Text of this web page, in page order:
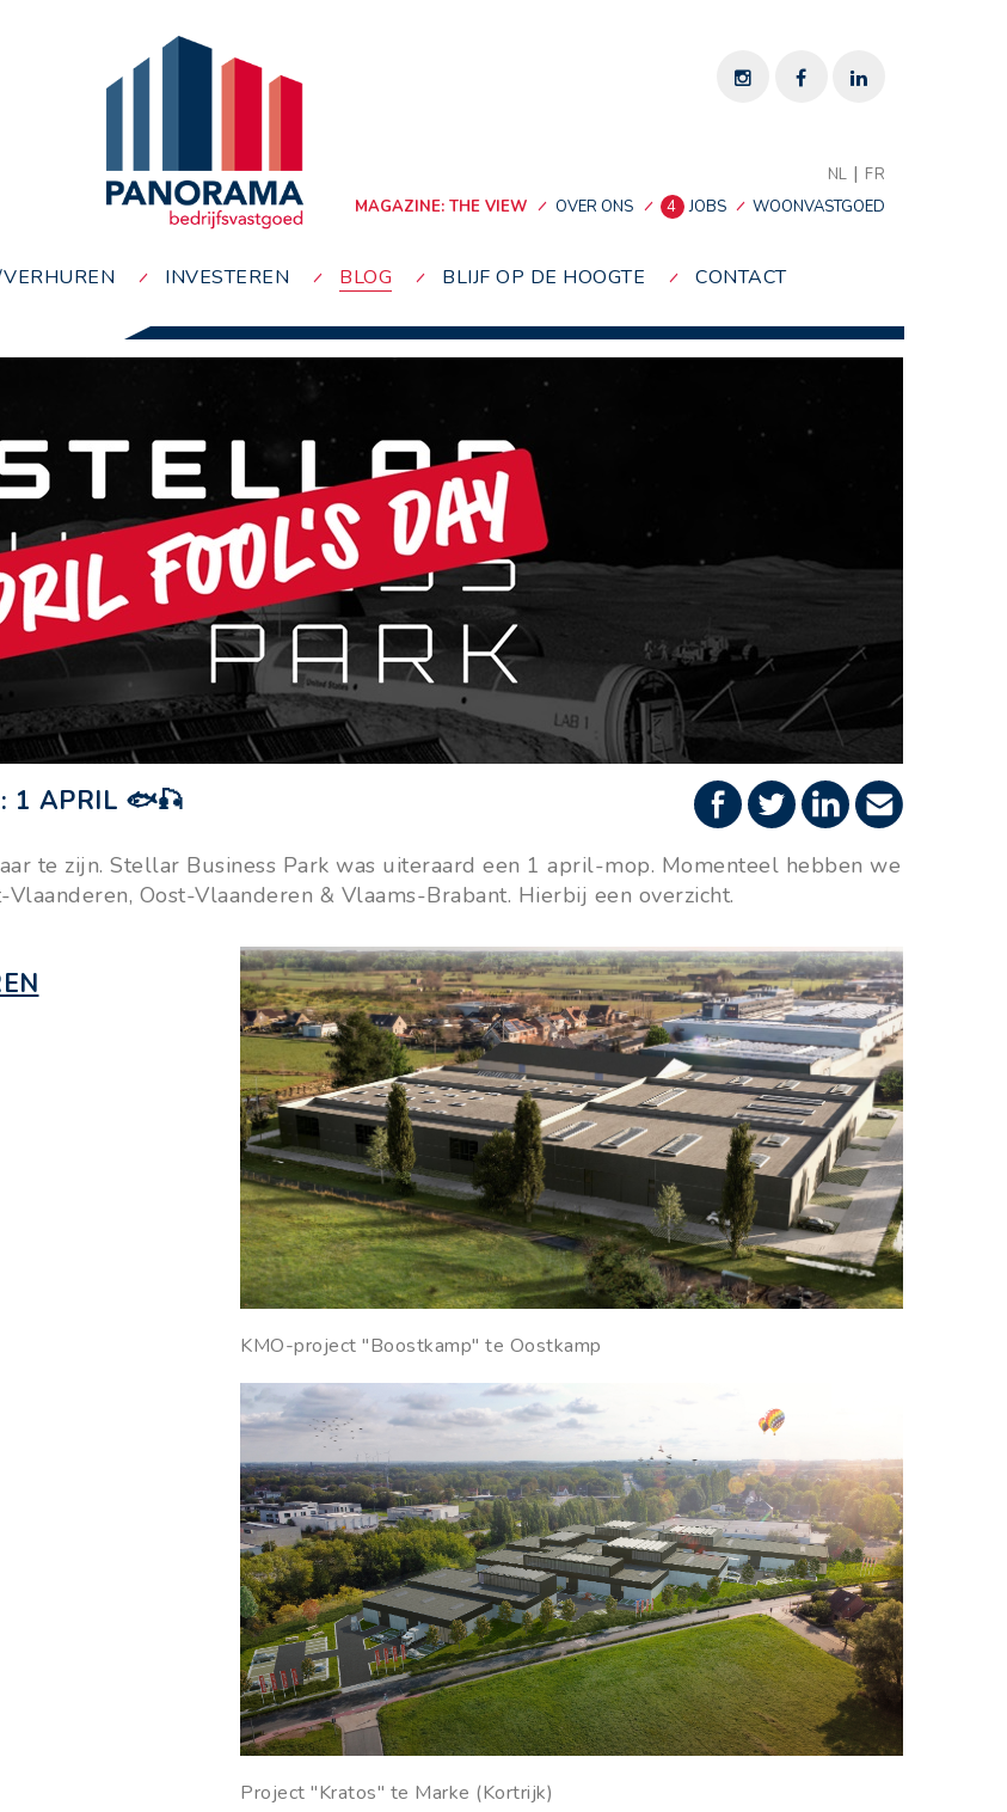
NL | FR
MAGAZINE: THE VIEW
OVER ONS 4 JOBS WOONVASTGOED
INVESTEREN BLOG BLIJF OP DE HOOGTE CONTACT
1 APRIL 🐟🎣
te zijn. Stellar Business Park was uiteraard een 1 april-mop. Momenteel hebben we
Oost-Vlaanderen & Vlaams-Brabant. Hierbij een overzicht.
KMO-project "Boostkamp" te Oostkamp
Project "Kratos" te Marke (Kortrijk)